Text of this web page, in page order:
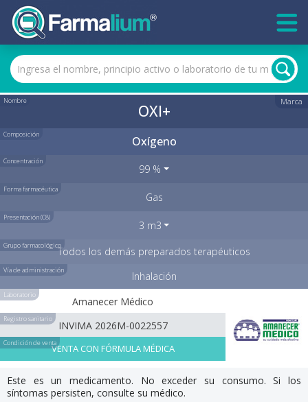
Nombre Marca
OXI+
Composición Oxígeno
Concentración
99 %
Forma farmacéutica
Gas
Presentación (C8)
3 m3
Grupo farmacológicoTodos los demás preparados terapéuticos
Vía de administración Inhalación
Laboratorio
Amanecer Médico
Registro sanitario
INVIMA 2026M-0022557
Condición de ventaVENTA CON FÓRMULA MÉDICA
Este es un medicamento. No exceder su consumo. Si los
síntomas persisten, consulte su médico.